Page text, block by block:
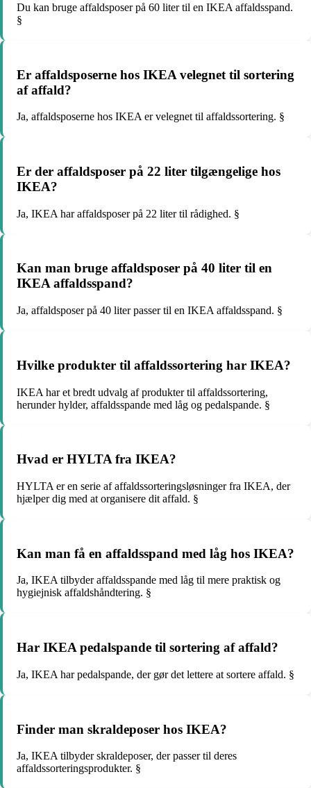
Du kan bruge affaldsposer på 60 liter til en IKEA affaldsspand.
§
Er affaldsposerne hos IKEA velegnet til sortering
af affald?
Ja, affaldsposerne hos IKEA er velegnet til affaldssortering. §
Er der affaldsposer på 22 liter tilgængelige hos
IKEA?
Ja, IKEA har affaldsposer på 22 liter til rådighed. §
Kan man bruge affaldsposer på 40 liter til en
IKEA affaldsspand?
Ja, affaldsposer på 40 liter passer til en IKEA affaldsspand. §
Hvilke produkter til affaldssortering har IKEA?
IKEA har et bredt udvalg af produkter til affaldssortering,
herunder hylder, affaldsspande med låg og pedalspande. §
Hvad er HYLTA fra IKEA?
HYLTA er en serie af affaldssorteringsløsninger fra IKEA, der
hjælper dig med at organisere dit affald. §
Kan man få en affaldsspand med låg hos IKEA?
Ja, IKEA tilbyder affaldsspande med låg til mere praktisk og
hygiejnisk affaldshåndtering. §
Har IKEA pedalspande til sortering af affald?
Ja, IKEA har pedalspande, der gør det lettere at sortere affald. §
Finder man skraldeposer hos IKEA?
Ja, IKEA tilbyder skraldeposer, der passer til deres
affaldssorteringsprodukter. §